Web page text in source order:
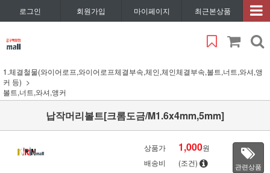
로그인 회원가입 마이페이지 최근본상품
1.체결철물(와이어로프,와이어로프체결부속,체인,체인체결부속,볼트,너트,와셔,앵
커 등)
볼트,너트,와셔,앵커
납작머리볼트[크롬도금/M1.6x4mm,5mm]
상품가 1,000원
배송비
(조건) 관련상품